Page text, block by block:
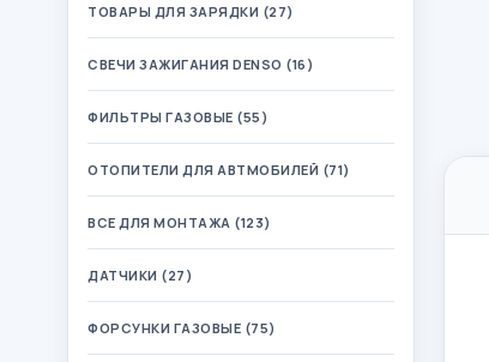
ТОВАРЫ ДЛЯ ЗАРЯДКИ (27)
СВЕЧИ ЗАЖИГАНИЯ DENSO (16)
ФИЛЬТРЫ ГАЗОВЫЕ (55)
ОТОПИТЕЛИ ДЛЯ АВТМОБИЛЕЙ (71)
ВСЕ ДЛЯ МОНТАЖА (123)
ДАТЧИКИ (27)
ФОРСУНКИ ГАЗОВЫЕ (75)